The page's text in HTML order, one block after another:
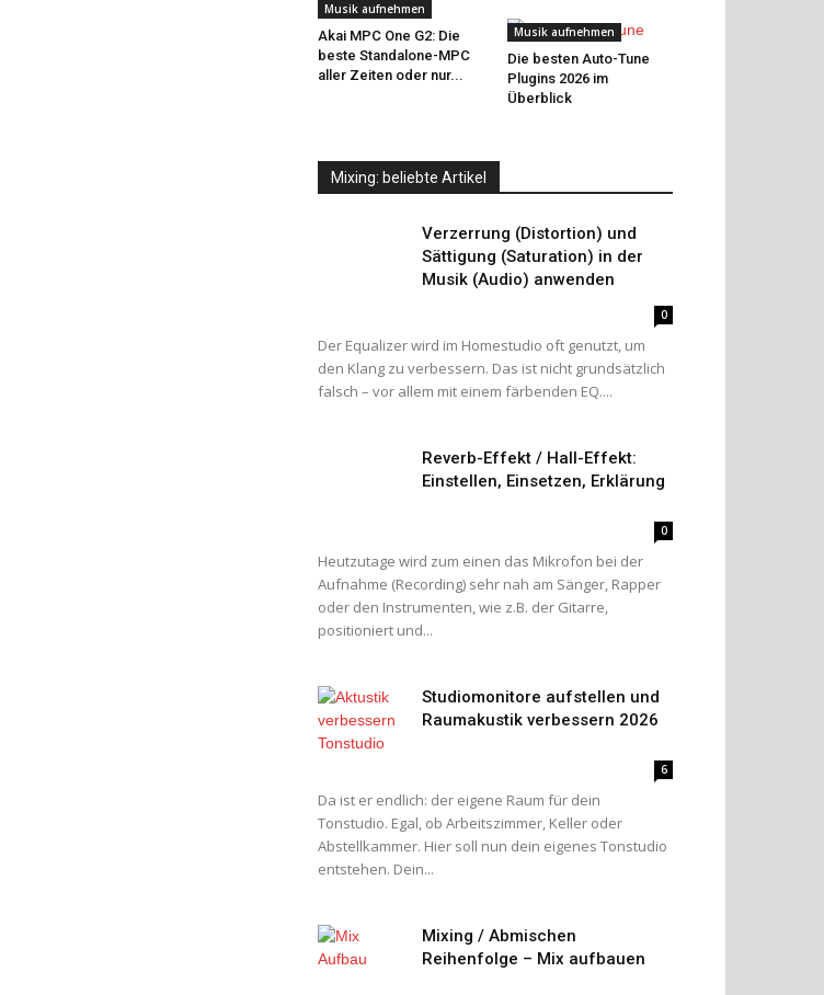
Musik aufnehmen
Akai MPC One G2: Die
beste Standalone-MPC
aller Zeiten oder nur...
Musik aufnehmen
Die besten Auto-Tune
Plugins 2026 im
Überblick
Mixing: beliebte Artikel
Verzerrung (Distortion) und
Sättigung (Saturation) in der
Musik (Audio) anwenden
0
Der Equalizer wird im Homestudio oft genutzt, um
den Klang zu verbessern. Das ist nicht grundsätzlich
falsch – vor allem mit einem färbenden EQ....
Reverb-Effekt / Hall-Effekt:
Einstellen, Einsetzen, Erklärung
0
Heutzutage wird zum einen das Mikrofon bei der
Aufnahme (Recording) sehr nah am Sänger, Rapper
oder den Instrumenten, wie z.B. der Gitarre,
positioniert und...
Studiomonitore aufstellen und
Raumakustik verbessern 2026
6
Da ist er endlich: der eigene Raum für dein
Tonstudio. Egal, ob Arbeitszimmer, Keller oder
Abstellkammer. Hier soll nun dein eigenes Tonstudio
entstehen. Dein...
Mixing / Abmischen
Reihenfolge – Mix aufbauen